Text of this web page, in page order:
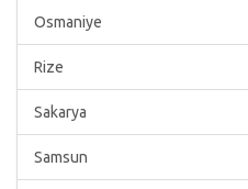
Osmaniye
Rize
Sakarya
Samsun